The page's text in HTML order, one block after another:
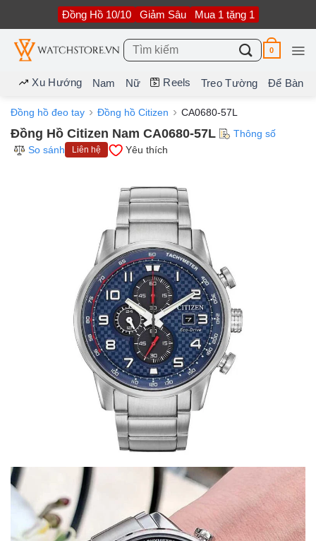
nội
dung
Đồng Hồ 10/10 Giảm Sâu Mua 1 tặng 1
Tìm
kiếm:
0
Xu Hướng Nam Nữ Reels Treo Tường Để Bàn
Đồng hồ đeo tay Đồng hồ Citizen CA0680-57L
Đồng Hồ Citizen Nam CA0680-57L
Thông số
So sánh
Liên hệ Yêu thích